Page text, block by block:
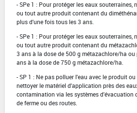
- SPe 1 : Pour protéger les eaux souterraines,
ou tout autre produit contenant du
plus d'une fois tous les 3 ans.
- SPe 1 : Pour protéger les eaux souterraines,
ou tout autre produit contenant du
3 ans à la dose de 500 g métazachlore/ha
ans à la dose de 750 g métazachlore/ha.
- SP 1 : Ne pas polluer l'eau avec le produit
nettoyer le matériel d'application près des
contamination via les systèmes d'évacuation
de ferme ou des routes.